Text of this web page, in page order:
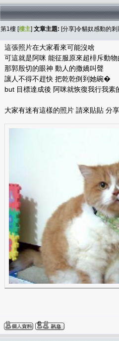
第1樓 [樓主] 文章主題: [分享]令貓奴感動的剎
這張照片在大家看來可能沒啥
可這就是阿咪 能征服原來超棑斥動
那郭殷切的眼神 動人的撒嬌叫聲
讓人不得不趕快 把乾乾倒到她碗�
but 目標達成後 阿咪就恢復我行我素
大家有迷有這樣的照片 請來貼貼 分